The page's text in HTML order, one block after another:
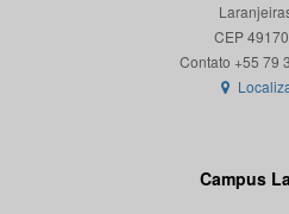
CEP
Campus